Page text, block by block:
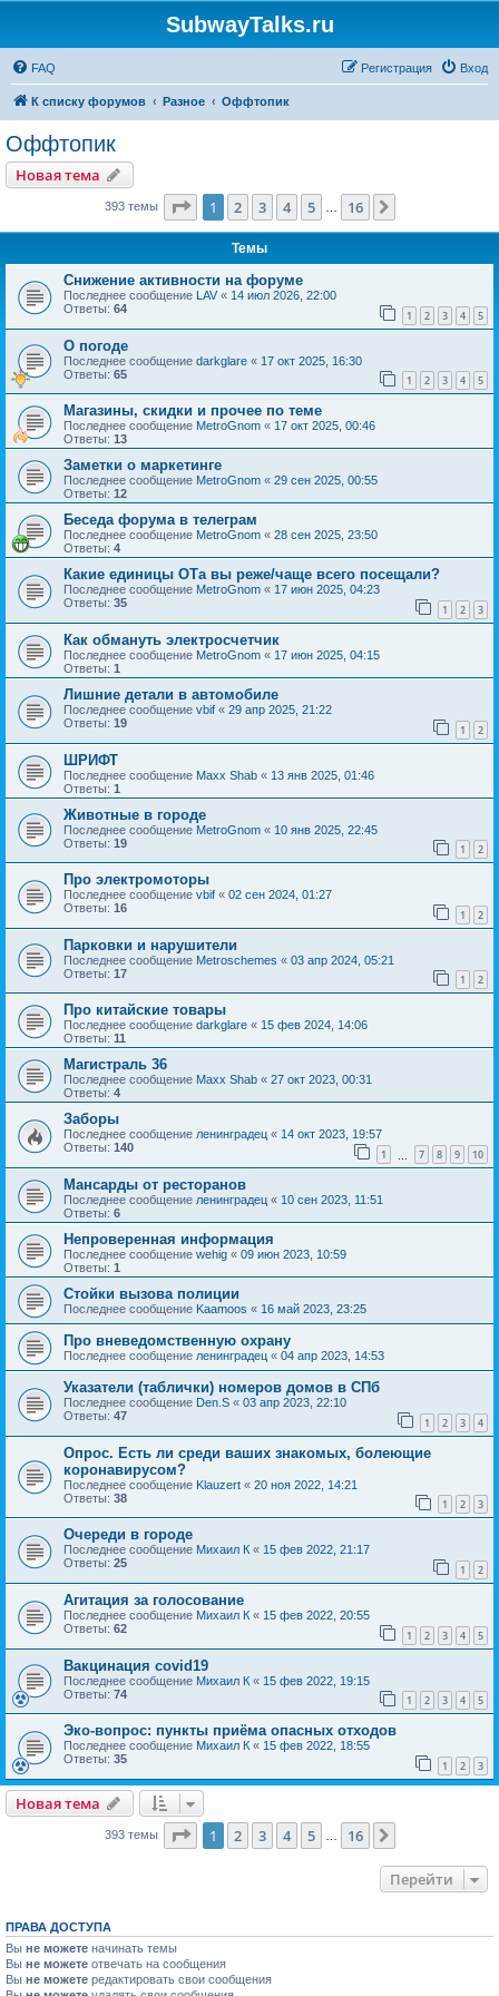
SubwayTalks.ru
FAQ Вход
Регистрация
К списку форумов Разное Оффтопик
Оффтопик
Новая тема
393 темы Страница из 16
1 2 3 4 5 16
Темы
Снижение активности на форуме
Последнее сообщение LAV « 14 июл 2026, 22:00
Ответы: 64 1 2 3 4 5
О погоде
Последнее сообщение darkglare « 17 окт 2025, 16:30
Ответы: 65 1 2 3 4 5
Магазины, скидки и прочее по теме
Последнее сообщение MetroGnom « 17 окт 2025, 00:46
Ответы: 13
Заметки о маркетинге
Последнее сообщение MetroGnom « 29 сен 2025, 00:55
Ответы: 12
Беседа форума в телеграм
Последнее сообщение MetroGnom « 28 сен 2025, 23:50
Ответы: 4
Какие единицы ОТа вы реже/чаще всего посещали?
Последнее сообщение MetroGnom « 17 июн 2025, 04:23
Ответы: 35 1 2 3
Как обмануть электросчетчик
Последнее сообщение MetroGnom « 17 июн 2025, 04:15
Ответы: 1
Лишние детали в автомобиле
Последнее сообщение vbif « 29 апр 2025, 21:22
Ответы: 19 1 2
ШРИФТ
Последнее сообщение Maxx Shab « 13 янв 2025, 01:46
Ответы: 1
Животные в городе
Последнее сообщение MetroGnom « 10 янв 2025, 22:45
Ответы: 19 1 2
Про электромоторы
Последнее сообщение vbif « 02 сен 2024, 01:27
Ответы: 16 1 2
Парковки и нарушители
Последнее сообщение Metroschemes « 03 апр 2024, 05:21
Ответы: 17 1 2
Про китайские товары
Последнее сообщение darkglare « 15 фев 2024, 14:06
Ответы: 11
Магистраль 36
Последнее сообщение Maxx Shab « 27 окт 2023, 00:31
Ответы: 4
Заборы
Последнее сообщение ленинградец « 14 окт 2023, 19:57
Ответы: 140 1 7 8 9 10
Мансарды от ресторанов
Последнее сообщение ленинградец « 10 сен 2023, 11:51
Ответы: 6
Непроверенная информация
Последнее сообщение wehig « 09 июн 2023, 10:59
Ответы: 1
Стойки вызова полиции
Последнее сообщение Kaamoos « 16 май 2023, 23:25
Про вневедомственную охрану
Последнее сообщение ленинградец « 04 апр 2023, 14:53
Указатели (таблички) номеров домов в СПб
Последнее сообщение Den.S « 03 апр 2023, 22:10
Ответы: 47 1 2 3 4
Опрос. Есть ли среди ваших знакомых, болеющие
коронавирусом?
Последнее сообщение Klauzert « 20 ноя 2022, 14:21
Ответы: 38 1 2 3
Очереди в городе
Последнее сообщение Михаил К « 15 фев 2022, 21:17
Ответы: 25 1 2
Агитация за голосование
Последнее сообщение Михаил К « 15 фев 2022, 20:55
Ответы: 62 1 2 3 4 5
Вакцинация covid19
Последнее сообщение Михаил К « 15 фев 2022, 19:15
Ответы: 74 1 2 3 4 5
Эко-вопрос: пункты приёма опасных отходов
Последнее сообщение Михаил К « 15 фев 2022, 18:55
Ответы: 35 1 2 3
Новая тема
393 темы Страница из 16
1 2 3 4 5 16
Перейти
ПРАВА ДОСТУПА
Вы не можете начинать темы
Вы не можете отвечать на сообщения
Вы не можете редактировать свои сообщения